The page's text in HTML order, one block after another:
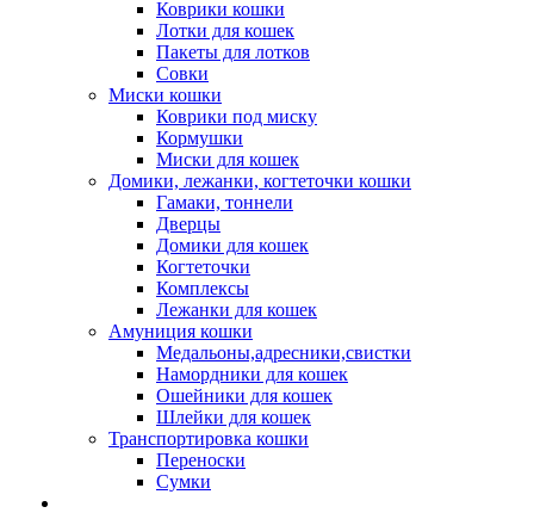
Коврики кошки
Лотки для кошек
Пакеты для лотков
Совки
Миски кошки
Коврики под миску
Кормушки
Миски для кошек
Домики, лежанки, когтеточки кошки
Гамаки, тоннели
Дверцы
Домики для кошек
Когтеточки
Комплексы
Лежанки для кошек
Амуниция кошки
Медальоны,адресники,свистки
Намордники для кошек
Ошейники для кошек
Шлейки для кошек
Транспортировка кошки
Переноски
Сумки